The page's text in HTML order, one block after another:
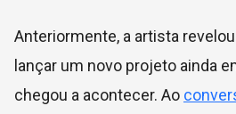
Anteriormente, a artista
lançar um novo projeto ainda
chegou a acontecer. Ao